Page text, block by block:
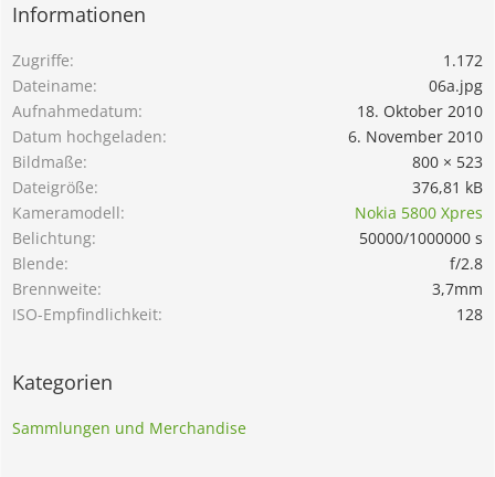
Informationen
Zugriffe
1.172
Dateiname
06a.jpg
Aufnahmedatum
18. Oktober 2010
Datum hochgeladen
6. November 2010
Bildmaße
800 × 523
Dateigröße
376,81 kB
Kameramodell
Nokia 5800 Xpres
Belichtung
50000/1000000 s
Blende
f/2.8
Brennweite
3,7mm
ISO-Empfindlichkeit
128
Kategorien
Sammlungen und Merchandise